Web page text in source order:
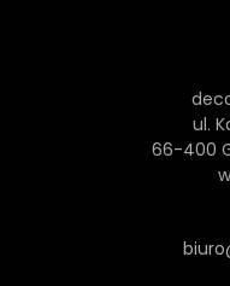
ul.
66-400